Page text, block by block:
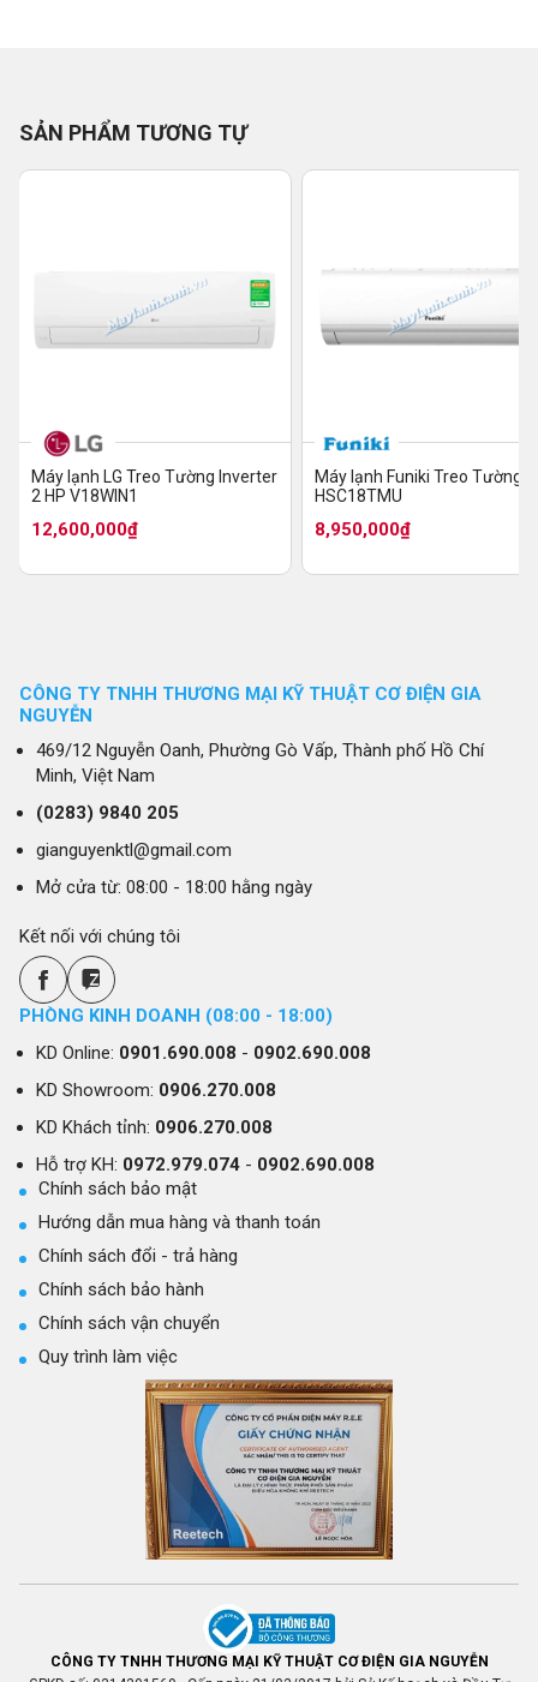
SẢN PHẨM TƯƠNG TỰ
Máy lạnh LG Treo Tường Inverter
2 HP V18WIN1
12,600,000₫
Máy lạnh Funiki Treo Tường 2
HSC18TMU
8,950,000₫
CÔNG TY TNHH THƯƠNG MẠI KỸ THUẬT CƠ ĐIỆN GIA
NGUYỄN
469/12 Nguyễn Oanh, Phường Gò Vấp, Thành phố Hồ Chí
Minh, Việt Nam
(0283) 9840 205
gianguyenktl@gmail.com
Mở cửa từ: 08:00 - 18:00 hằng ngày
Kết nối với chúng tôi
PHÒNG KINH DOANH (08:00 - 18:00)
KD Online: 0901.690.008 - 0902.690.008
KD Showroom: 0906.270.008
KD Khách tỉnh: 0906.270.008
Hỗ trợ KH: 0972.979.074- 0902.690.008
Chính sách bảo mật
Hướng dẫn mua hàng và thanh toán
Chính sách đổi - trả hàng
Chính sách bảo hành
Chính sách vận chuyển
Quy trình làm việc
CÔNG TY TNHH THƯƠNG MẠI KỸ THUẬT CƠ ĐIỆN GIA NGUYỄN